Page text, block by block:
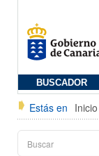
BUSCADOR
Estás en Inicio